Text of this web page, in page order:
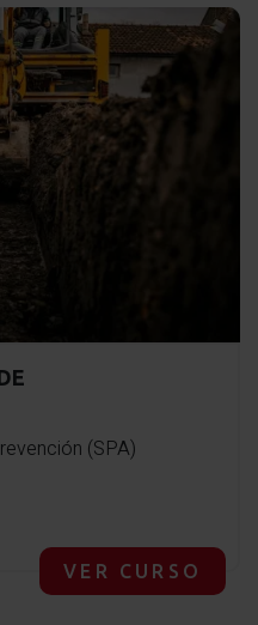
de suspensión
sistema de rescate
modelo Jag Sistem
(SPA)
VER CURSO